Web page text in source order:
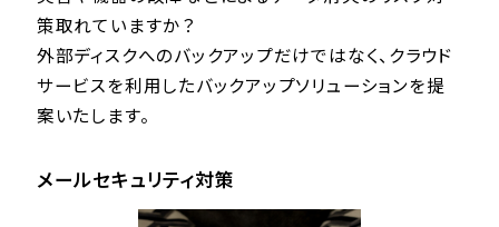
策取れていますか？
外部ディスクへのバックアップだけではなく、クラウド
サービスを利用したバックアップソリューションを提
案いたします。
メールセキュリティ対策